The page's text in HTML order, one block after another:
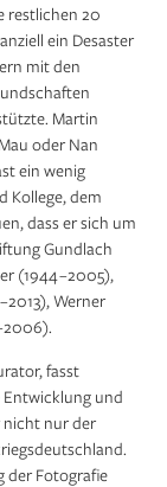
restlichen 20
ein Desaster
mit den
Martin
oder Nan
ein wenig
Kollege, dem
dass er sich um
Gundlach
(1944 –2005),
Werner
fasst
und
nicht nur der
der Foto­grafie